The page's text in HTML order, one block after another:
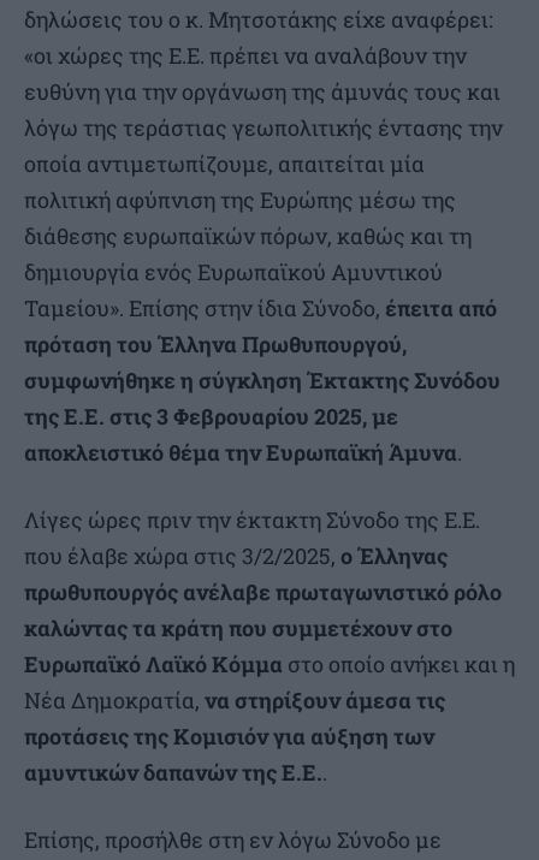
δηλώσεις του ο κ. Μητσοτάκης είχε αναφέρει:
«οι χώρες της Ε.Ε. πρέπει να αναλάβουν την
ευθύνη για την οργάνωση της άμυνάς τους και
λόγω της τεράστιας γεωπολιτικής έντασης την
οποία αντιμετωπίζουμε, απαιτείται μία
πολιτική αφύπνιση της Ευρώπης μέσω της
διάθεσης ευρωπαϊκών πόρων, καθώς και τη
δημιουργία ενός Ευρωπαϊκού Αμυντικού
Ταμείου». Επίσης στην ίδια Σύνοδο, έπειτα από
πρόταση του Έλληνα Πρωθυπουργού,
συμφωνήθηκε η σύγκληση Έκτακτης Συνόδου
της Ε.Ε. στις 3 Φεβρουαρίου 2025, με
αποκλειστικό θέμα την Ευρωπαϊκή Άμυνα.
Λίγες ώρες πριν την έκτακτη Σύνοδο της Ε.Ε.
που έλαβε χώρα στις 3/2/2025, ο Έλληνας
πρωθυπουργός ανέλαβε πρωταγωνιστικό ρόλο
καλώντας τα κράτη που συμμετέχουν στο
Ευρωπαϊκό Λαϊκό Κόμμα στο οποίο ανήκει και η
Νέα Δημοκρατία, να στηρίξουν άμεσα τις
προτάσεις της Κομισιόν για αύξηση των
αμυντικών δαπανών της Ε.Ε..
Επίσης, προσήλθε στη εν λόγω Σύνοδο με